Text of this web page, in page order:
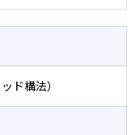
ド構法）